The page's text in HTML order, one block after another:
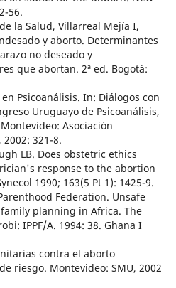
56.
la Salud, Villarreal Mejía I,
y aborto. Determinantes
no deseado y
que abortan. 2ª ed. Bogotá:
Psicoanálisis. In: Diálogos con
Uruguayo de Psicoanálisis,
Asociación
321-8.
LB. Does obstetric ethics
response to the abortion
1990; 163(5 Pt 1): 1425-9.
Federation. Unsafe
planning in Africa. The
IPPF/A. 1994: 38. Ghana I
contra el aborto
riesgo. Montevideo: SMU, 2002